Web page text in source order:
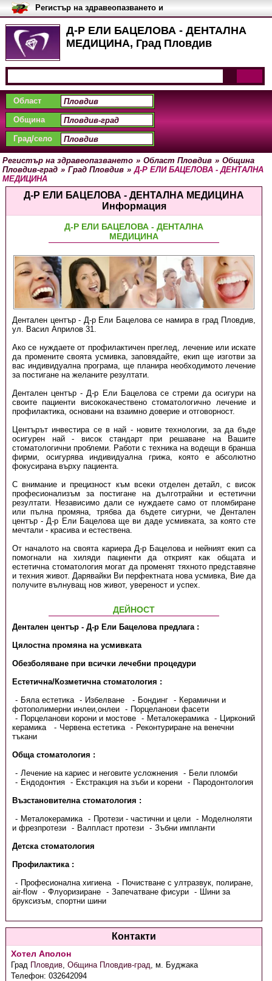
Д-Р ЕЛИ БАЦЕЛОВА - ДЕНТАЛНА
МЕДИЦИНА, Град Пловдив
Регистър на здравеопазването и
медицинските заведения в
България
Област
Община
Град/село
Регистър на здравеопазването » Област Пловдив » Община
Пловдив-град » Град Пловдив » Д-Р ЕЛИ БАЦЕЛОВА - ДЕНТАЛНА
МЕДИЦИНА
Д-Р ЕЛИ БАЦЕЛОВА - ДЕНТАЛНА МЕДИЦИНА
Информация
Д-Р ЕЛИ БАЦЕЛОВА - ДЕНТАЛНА
МЕДИЦИНА
Дентален център - Д-р Ели Бацелова се намира в град Пловдив,
ул. Васил Априлов 31.
Ако се нуждаете от профилактичен преглед, лечение или искате
да промените своята усмивка, заповядайте, екип ще изготви за
вас индивидуална програма, ще планира необходимото лечение
за постигане на желаните резултати.
Дентален център - Д-р Ели Бацелова се стреми да осигури на
своите пациенти висококачествено стоматологично лечение и
профилактика, основани на взаимно доверие и отговорност.
Центърът инвестира се в най - новите технологии, за да бъде
осигурен най - висок стандарт при решаване на Вашите
стоматологични проблеми. Работи с техника на водещи в бранша
фирми, осигурява индивидуална грижа, която е абсолютно
фокусирана върху пациента.
С внимание и прецизност към всеки отделен детайл, с висок
професионализъм за постигане на дълготрайни и естетични
резултати. Независимо дали се нуждаете само от пломбиране
или пълна промяна, трябва да бъдете сигурни, че Дентален
център - Д-р Ели Бацелова ще ви даде усмивката, за която сте
мечтали - красива и естествена.
От началото на своята кариера Д-р Бацелова и нейният екип са
помогнали на хиляди пациенти да открият как общата и
естетична стоматология могат да променят тяхното представяне
и техния живот. Дарявайки Ви перфектната нова усмивка, Вие да
получите вълнуващ нов живот, увереност и успех.
ДЕЙНОСТ
Дентален център - Д-р Ели Бацелова предлага :
Цялостна промяна на усмивката
Обезболяване при всички лечебни процедури
Естетична/Козметична стоматология :
Бяла естетика
Избелване Бондинг
Керамични и
фотополимерни инлеи,онлеи
Порцеланови фасети
Порцеланови корони и мостове
Металокерамика
Цирконий
керамика
Червена естетика
Реконтуриране на венечни
тъкани
Обща стоматология :
Лечение на кариес и неговите усложнения
Бели пломби
Ендодонтия
Екстракция на зъби и корени
Пародонтология
Възстановителна стоматология :
Металокерамика
Протези - частични и цели
Моделноляти
и фрезпротези
Валпласт протези
Зъбни импланти
Детска стоматология
Профилактика :
Професионална хигиена
Почистване с ултразвук, полиране,
air-flow
Флуоризиране Запечатване фисури
Шини за
бруксизъм, спортни шини
Контакти
Хотел Аполон
Град Пловдив ,Община Пловдив-град ,м. Буджака
Телефон:032642094